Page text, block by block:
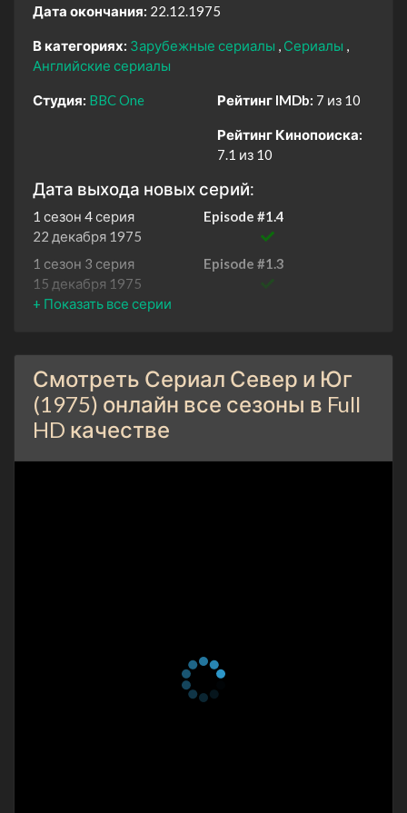
Дата окончания: 22.12.1975
В категориях: Зарубежные сериалы
Сериалы
Английские сериалы
Студия: BBC One Рейтинг IMDb: 7 из 10
Рейтинг Кинопоиска:
7.1 из 10
Дата выхода новых серий:
1 сезон 4 серия
Episode #1.4
22 декабря 1975
1 сезон 3 серия
Episode #1.3
15 декабря 1975
1 сезон 2 серия
1 сезон 1 серия
Episode #1.1
1 декабря 1975
Смотреть Сериал Север и Юг
(1975) онлайн все сезоны в Full
HD качестве